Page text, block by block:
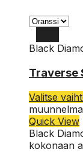
Black
Traverse
Valitse
Quick View
Black
kokonaan